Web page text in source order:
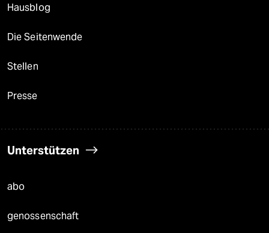
Hausblog
Die Seitenwende
Stellen
Presse
Unterstützen
abo
genossenschaft